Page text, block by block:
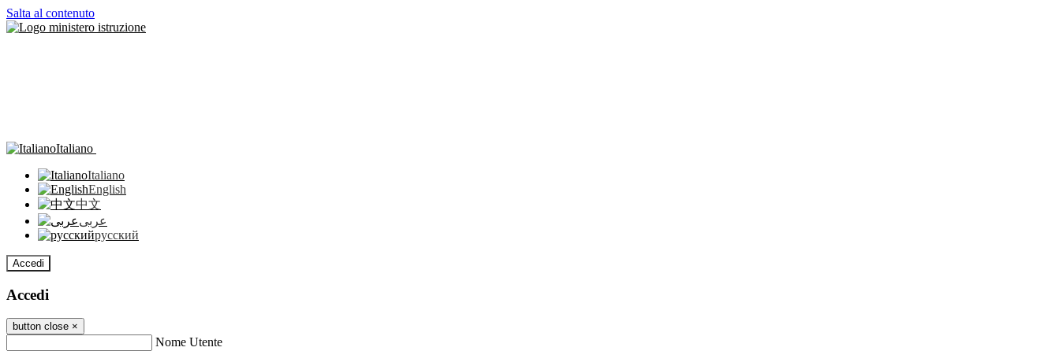
Salta al contenuto
Italiano
Italiano
English
中文
عربى
русский
Accedi
Accedi
button close ×
Nome Utente